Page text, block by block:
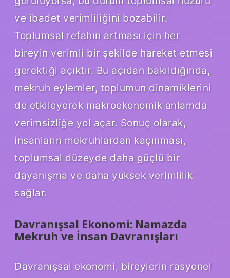
ve ibadet verimliliğini bozabilir.
Toplumsal refahın artması için her
bireyin verimli bir şekilde hareket etmesi
gerektiği açıktır. Bu açıdan bakıldığında,
mekruh eylemler, toplumun dinamiklerini
de etkileyerek makroekonomik anlamda
verimsizliğe yol açar. Sonuç olarak,
insanların mekruhlardan kaçınması,
toplumsal düzeyde daha güçlü bir
dayanışma ve daha yüksek verimlilik
sağlar.
Davranışsal Ekonomi: Namazda
Mekruh ve İnsan Davranışları
Davranışsal ekonomi, bireylerin rasyonel